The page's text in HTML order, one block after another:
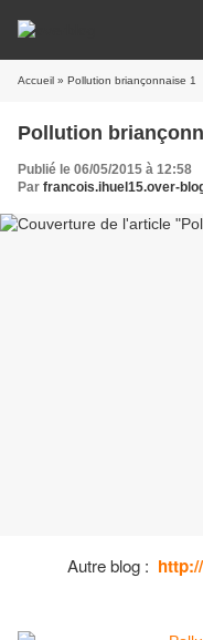
Accueil » Pollution briançonnaise 1
Pollution
Publié le 06/05/2015 à 12:58
Par francois.ihuel15.over-
Autre blog :